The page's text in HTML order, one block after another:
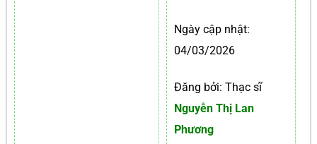
Ngày cập nhật:
04/03/2026
Đăng bởi: Thạc sĩ
Nguyễn Thị Lan
Phương